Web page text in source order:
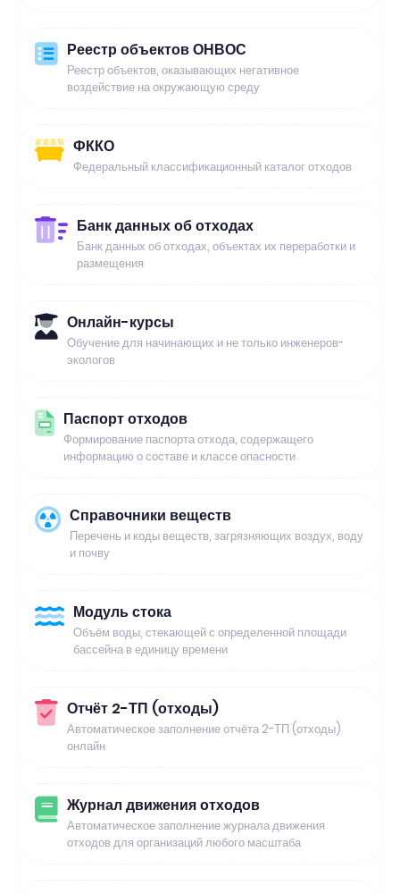
Реестр объектов ОНВОС
Реестр объектов, оказывающих негативное
воздействие на окружающую среду
ФККО
Федеральный классификационный каталог отходов
Банк данных об отходах
Банк данных об отходах, объектах их переработки и
размещения
Онлайн-курсы
Обучение для начинающих и не только инженеров-
экологов
Паспорт отходов
Формирование паспорта отхода, содержащего
информацию о составе и классе опасности
Справочники веществ
Перечень и коды веществ, загрязняющих воздух, воду
и почву
Модуль стока
Объём воды, стекающей с определенной площади
бассейна в единицу времени
Отчёт 2-ТП (отходы)
Автоматическое заполнение отчёта 2-ТП (отходы)
онлайн
Журнал движения отходов
Автоматическое заполнение журнала движения
отходов для организаций любого масштаба